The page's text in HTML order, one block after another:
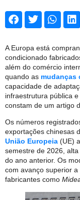
A Europa está
condicionado
além do comércio
quando as mudanças
capacidade de
infraestrutura pública
constam de um artigo
Os números
exportações chinesas
União Europeia (UE)
semestre de 2026,
do ano anterior. Os
com avanço superior
fabricantes como